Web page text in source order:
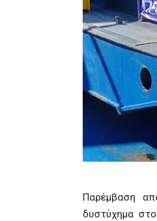
Παρέμβαση
δυστύχημα